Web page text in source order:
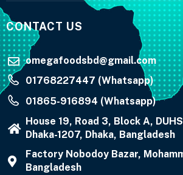
CONTACT US
omegafoodsbd@gmail.com
01768227447 (Whatsapp)
01865-916894 (Whatsapp)
House 19, Road 3, Block A,
Dhaka-1207, Dhaka, Bangladesh
Factory Nobodoy Bazar,
Bangladesh